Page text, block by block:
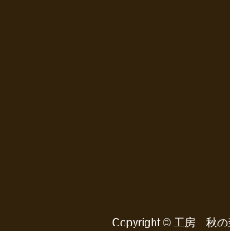
Copyright © 工房 秋の